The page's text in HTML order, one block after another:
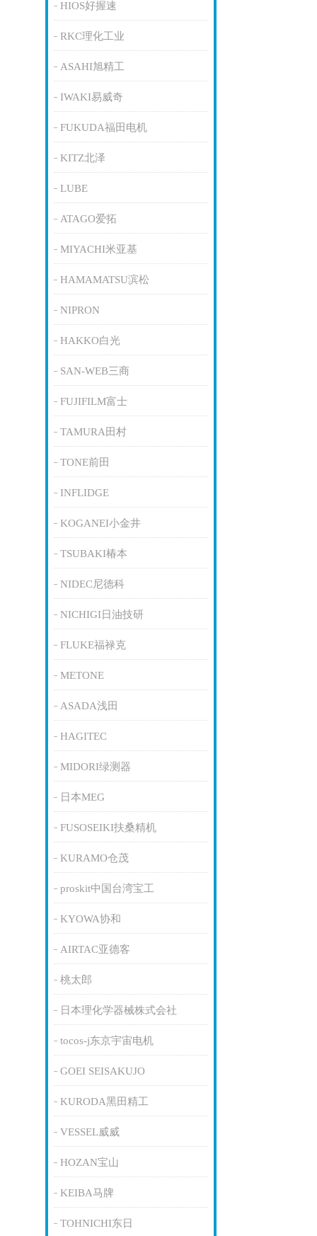
HIOS好握速
RKC理化工业
ASAHI旭精工
IWAKI易威奇
FUKUDA福田电机
KITZ北泽
LUBE
ATAGO爱拓
MIYACHI米亚基
HAMAMATSU滨松
NIPRON
HAKKO白光
SAN-WEB三商
FUJIFILM富士
TAMURA田村
TONE前田
INFLIDGE
KOGANEI小金井
TSUBAKI椿本
NIDEC尼德科
NICHIGI日油技研
FLUKE福禄克
METONE
ASADA浅田
HAGITEC
MIDORI绿测器
日本MEG
FUSOSEIKI扶桑精机
KURAMO仓茂
proskit中国台湾宝工
KYOWA协和
AIRTAC亚德客
桃太郎
日本理化学器械株式会社
tocos-j东京宇宙电机
GOEI SEISAKUJO
KURODA黑田精工
VESSEL威威
HOZAN宝山
KEIBA马牌
TOHNICHI东日